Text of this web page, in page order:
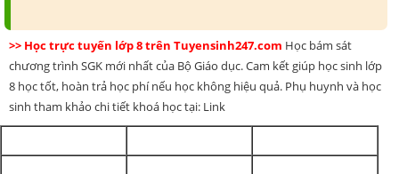
>> Học trực tuyến lớp 8 trên Tuyensinh247.com Học bám sát
chương trình SGK mới nhất của Bộ Giáo dục. Cam kết giúp học sinh lớp
8 học tốt, hoàn trả học phí nếu học không hiệu quả. Phụ huynh và học
sinh tham khảo chi tiết khoá học tại: Link